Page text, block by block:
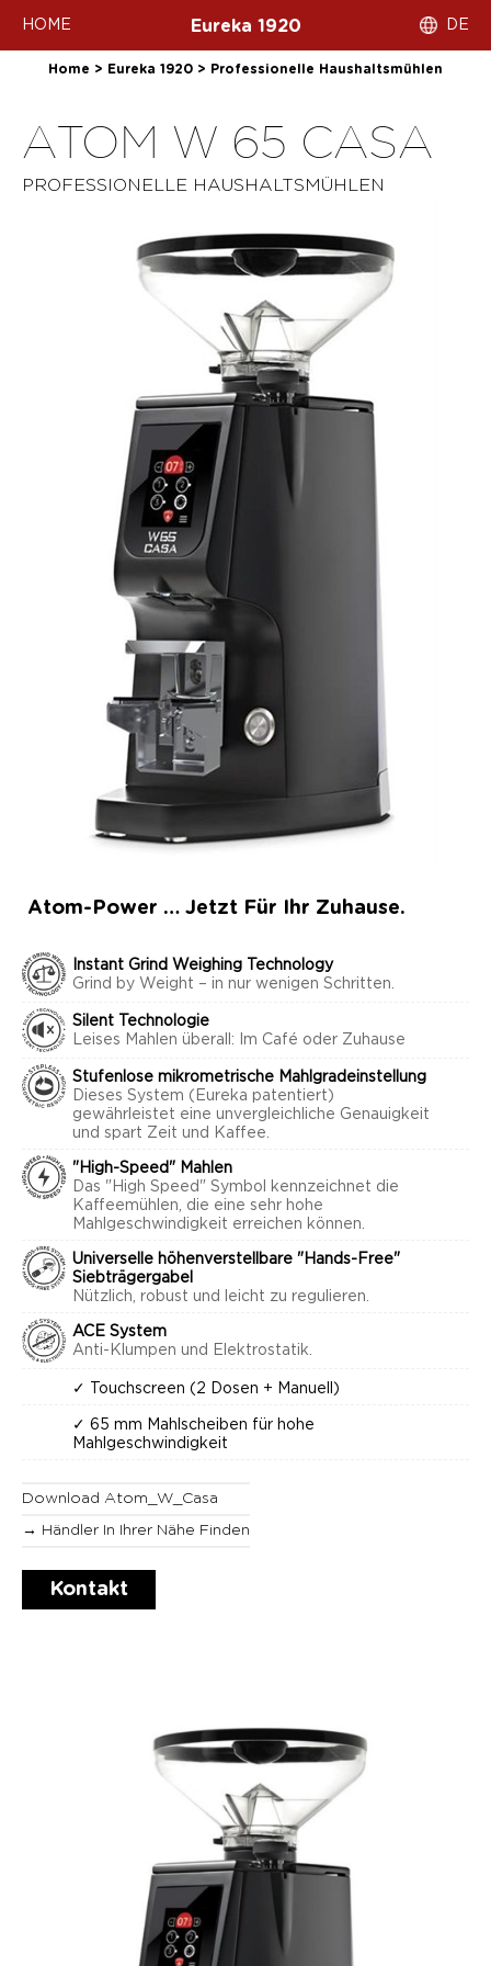
HOME Eureka 1920 DE
Home > Eureka 1920 > Professionelle Haushaltsmühlen
ATOM W 65 CASA
PROFESSIONELLE HAUSHALTSMÜHLEN
Atom-Power … Jetzt Für Ihr Zuhause.
Instant Grind Weighing Technology
Grind by Weight – in nur wenigen Schritten.
Silent Technologie
Leises Mahlen überall: Im Café oder Zuhause
Stufenlose mikrometrische Mahlgradeinstellung
Dieses System (Eureka patentiert)
gewährleistet eine unvergleichliche Genauigkeit
und spart Zeit und Kaffee.
"High-Speed" Mahlen
Das "High Speed" Symbol kennzeichnet die
Kaffeemühlen, die eine sehr hohe
Mahlgeschwindigkeit erreichen können.
Universelle höhenverstellbare "Hands-Free"
Siebträgergabel
Nützlich, robust und leicht zu regulieren.
ACE System
Anti-Klumpen und Elektrostatik.
✓ Touchscreen (2 Dosen + Manuell)
✓ 65 mm Mahlscheiben für hohe
Mahlgeschwindigkeit
Download Atom_W_Casa
→ Händler In Ihrer Nähe Finden
Kontakt